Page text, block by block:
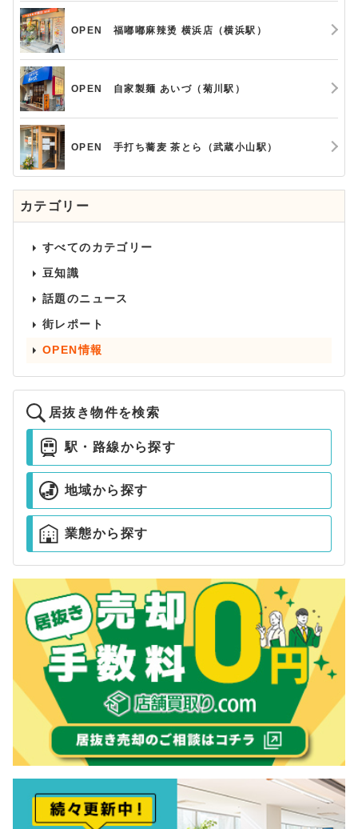
OPEN 福嘟嘟麻辣烫 横浜店（横浜駅）
OPEN 自家製麺 あいづ（菊川駅）
OPEN 手打ち蕎麦 茶とら（武蔵小山駅）
カテゴリー
すべてのカテゴリー
豆知識
話題のニュース
街レポート
OPEN情報
居抜き物件を検索
駅・路線から探す
地域から探す
業態から探す